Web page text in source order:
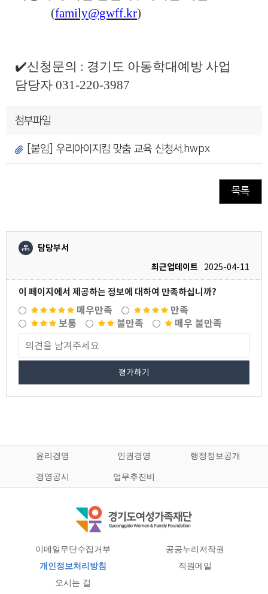
(family@gwff.kr)
✔️신청문의 : 경기도 아동학대예방 사업
담당자 031-220-3987
첨부파일
[붙임] 우리아이지킴 맞춤 교육 신청서.hwpx
목록
담당부서
최근업데이트
2025-04-11
이 페이지에서 제공하는 정보에 대하여 만족하십니까?
매우만족
만족
보통
불만족 매우 불만족
평가하기
윤리경영 인권경영 행정정보공개
경영공시 업무추진비
이메일무단수집거부
공공누리저작권
개인정보처리방침
직원메일
오시는 길